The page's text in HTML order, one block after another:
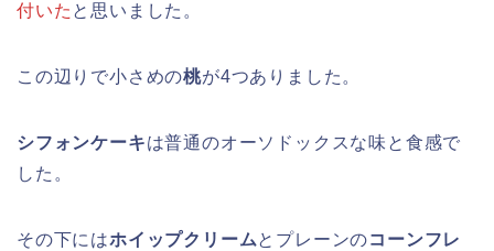
付いた と思いました。
この辺りで小さめの桃が4つありました。
シフォンケーキは普通のオーソドックスな味と食感で
した。
その下にはホイップクリームとプレーンのコーンフレ